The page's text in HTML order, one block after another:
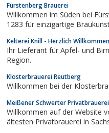
Fürstenberg Brauerei
Willkommen im Süden bei
1283 für einzigartige
Kelterei Knill - Herzlich
Ihr Lieferant für Apfel- und
Region.
Klosterbrauerei Reutberg
Willkommen bei der
Meißener Schwerter Privatbrauerei
Willkommen auf der Website
ältesten Privatbrauerei in